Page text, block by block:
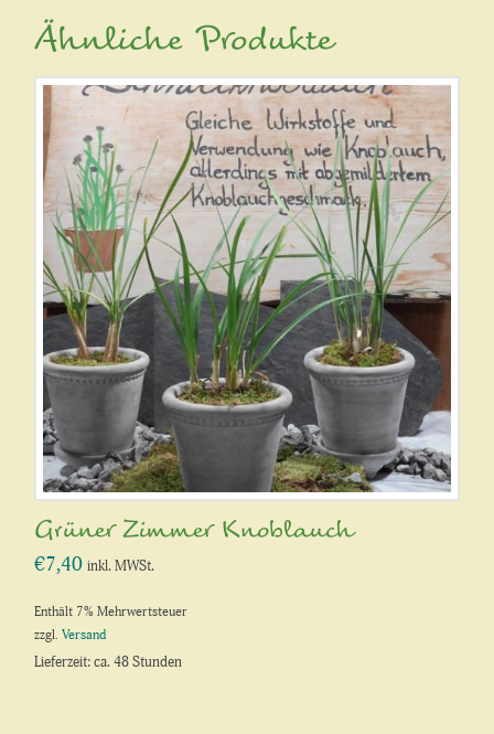
Ähnliche Produkte
Grüner Zimmer Knoblauch
€7,40 inkl. MWSt.
Enthält 7% Mehrwertsteuer
zzgl.Versand
Lieferzeit: ca. 48 Stunden